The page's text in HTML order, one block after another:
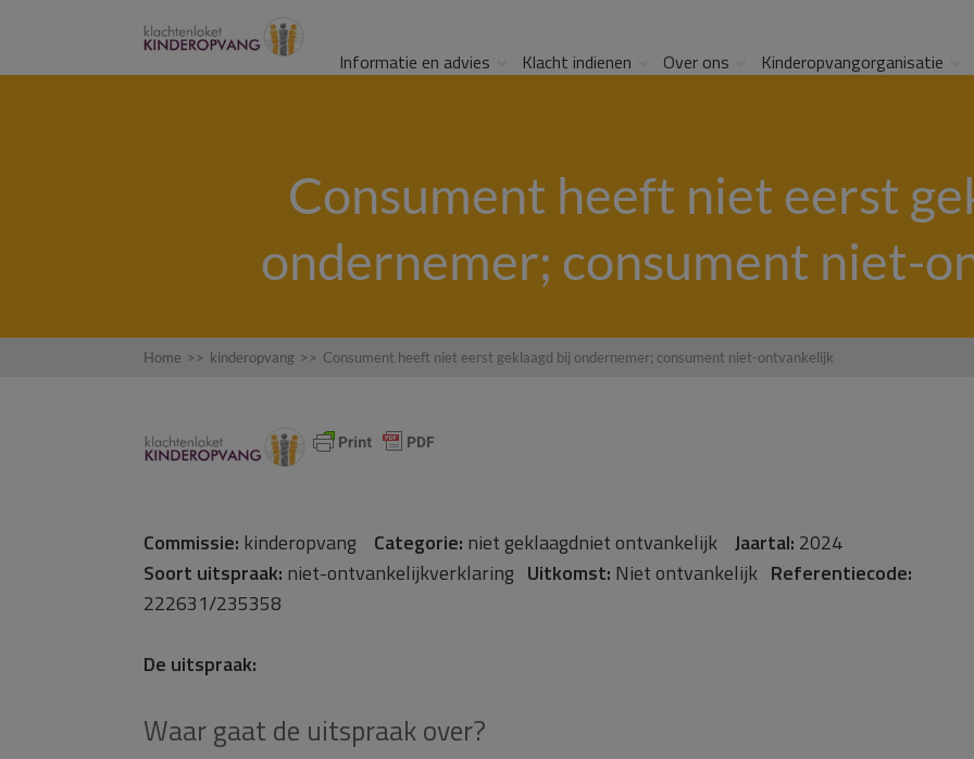
Informatie en advies Klacht indienen Over ons Kinderopvangorganisatie
Consument heeft niet eerst
ondernemer; consument niet-
Home >> kinderopvang >> Consument heeft niet eerst geklaagd bij ondernemer; consument niet-ontvankelijk
Commissie: kinderopvang Categorie: niet geklaagdniet ontvankelijk Jaartal: 2024
Soort uitspraak: niet-ontvankelijkverklaring Uitkomst: Niet ontvankelijk Referentiecode:
222631/235358
De uitspraak:
Waar gaat de uitspraak over?